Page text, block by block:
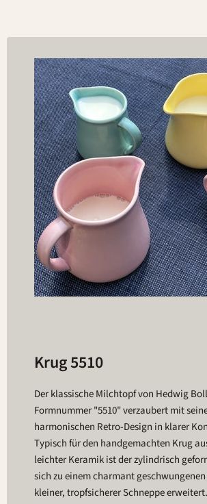
Krug 5510
Der klassische Milchtopf von Hedwig
Formnummer "5510" verzaubert mit
harmonischen Retro-Design in klarer
Typisch für den handgemachten Krug
leichter Keramik ist der zylindrisch
sich zu einem charmant
kleiner, tropfsicherer Schneppe